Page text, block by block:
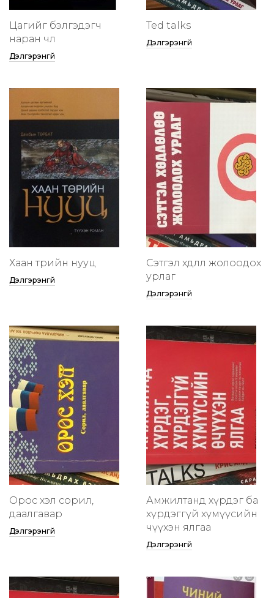
Цагийг бэлгэдэгч
наран чөлөө
Дэлгэрэнгүй
Ted talks
Дэлгэрэнгүй
Хаан төрийн нууц
Дэлгэрэнгүй
Сэтгэл хөдлөлөө жолоодох
урлаг
Дэлгэрэнгүй
Орос хэл сорил,
даалгавар
Дэлгэрэнгүй
Амжилтанд хүрдэг ба
хүрдэггүй хүмүүсийн
өчүүхэн ялгаа
Дэлгэрэнгүй